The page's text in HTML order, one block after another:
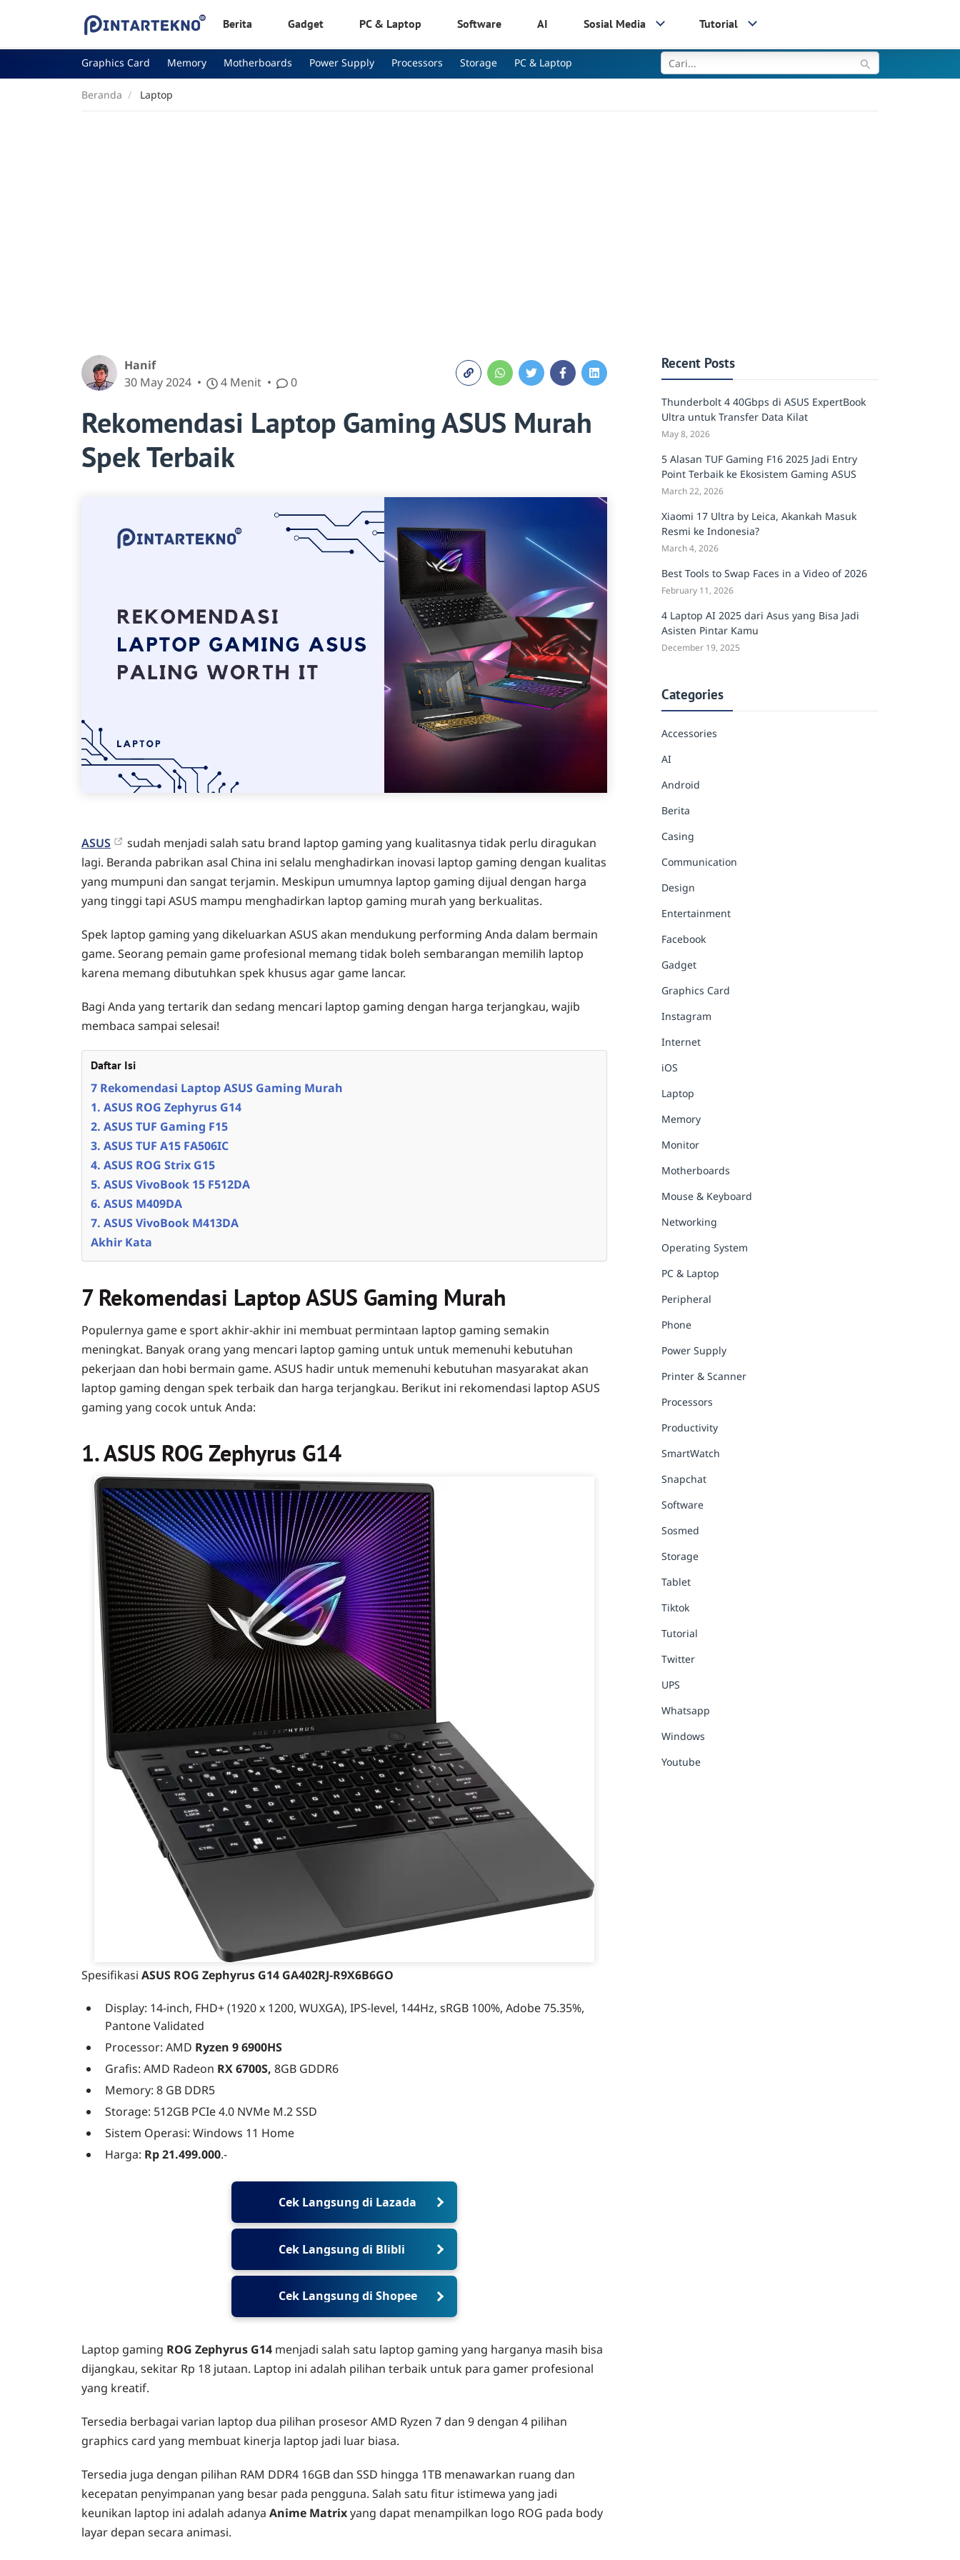
Berita Gadget PC & Laptop Software AI Sosial Media Tutorial
Graphics Card Memory Motherboards Power Supply Processors Storage PC & Laptop
Beranda Laptop
Rekomendasi Laptop Gaming ASUS Murah
Spek Terbaik
Hanif
30 May 2024
4 Menit 0
ASUS
sudah menjadi salah satu brand laptop gaming yang kualitasnya tidak perlu diragukan
lagi. Beranda pabrikan asal China ini selalu menghadirkan inovasi laptop gaming dengan kualitas
yang mumpuni dan sangat terjamin. Meskipun umumnya laptop gaming dijual dengan harga
yang tinggi tapi ASUS mampu menghadirkan laptop gaming murah yang berkualitas.
Spek laptop gaming yang dikeluarkan ASUS akan mendukung performing Anda dalam bermain
game. Seorang pemain game profesional memang tidak boleh sembarangan memilih laptop
karena memang dibutuhkan spek khusus agar game lancar.
Bagi Anda yang tertarik dan sedang mencari laptop gaming dengan harga terjangkau, wajib
membaca sampai selesai!
Daftar Isi
7 Rekomendasi Laptop ASUS Gaming Murah
1. ASUS ROG Zephyrus G14
2. ASUS TUF Gaming F15
3. ASUS TUF A15 FA506IC
4. ASUS ROG Strix G15
5. ASUS VivoBook 15 F512DA
6. ASUS M409DA
7. ASUS VivoBook M413DA
Akhir Kata
7 Rekomendasi Laptop ASUS Gaming Murah
Populernya game e sport akhir-akhir ini membuat permintaan laptop gaming semakin
meningkat. Banyak orang yang mencari laptop gaming untuk untuk memenuhi kebutuhan
pekerjaan dan hobi bermain game. ASUS hadir untuk memenuhi kebutuhan masyarakat akan
laptop gaming dengan spek terbaik dan harga terjangkau. Berikut ini rekomendasi laptop ASUS
gaming yang cocok untuk Anda:
1. ASUS ROG Zephyrus G14
Spesifikasi ASUS ROG Zephyrus G14 GA402RJ-R9X6B6GO
Display: 14-inch, FHD+ (1920 x 1200, WUXGA), IPS-level, 144Hz, sRGB 100%, Adobe 75.35%,
Pantone Validated
Processor: AMD Ryzen 9 6900HS
Grafis: AMD Radeon RX 6700S, 8GB GDDR6
Memory: 8 GB DDR5
Storage: 512GB PCIe 4.0 NVMe M.2 SSD
Sistem Operasi: Windows 11 Home
Harga: Rp 21.499.000.-
Cek Langsung di Lazada
Cek Langsung di Blibli
Cek Langsung di Shopee
Laptop gaming ROG Zephyrus G14 menjadi salah satu laptop gaming yang harganya masih bisa
dijangkau, sekitar Rp 18 jutaan. Laptop ini adalah pilihan terbaik untuk para gamer profesional
yang kreatif.
Tersedia berbagai varian laptop dua pilihan prosesor AMD Ryzen 7 dan 9 dengan 4 pilihan
graphics card yang membuat kinerja laptop jadi luar biasa.
Tersedia juga dengan pilihan RAM DDR4 16GB dan SSD hingga 1TB menawarkan ruang dan
kecepatan penyimpanan yang besar pada pengguna. Salah satu fitur istimewa yang jadi
keunikan laptop ini adalah adanya Anime Matrixyang dapat menampilkan logo ROG pada body
layar depan secara animasi.
Recent Posts
Thunderbolt 4 40Gbps di ASUS ExpertBook
Ultra untuk Transfer Data Kilat
May 8, 2026
5 Alasan TUF Gaming F16 2025 Jadi Entry
Point Terbaik ke Ekosistem Gaming ASUS
March 22, 2026
Xiaomi 17 Ultra by Leica, Akankah Masuk
Resmi ke Indonesia?
March 4, 2026
Best Tools to Swap Faces in a Video of 2026
February 11, 2026
4 Laptop AI 2025 dari Asus yang Bisa Jadi
Asisten Pintar Kamu
December 19, 2025
Categories
Accessories
AI
Android
Berita
Casing
Communication
Design
Entertainment
Facebook
Gadget
Graphics Card
Instagram
Internet
iOS
Laptop
Memory
Monitor
Motherboards
Mouse & Keyboard
Networking
Operating System
PC & Laptop
Peripheral
Phone
Power Supply
Printer & Scanner
Processors
Productivity
SmartWatch
Snapchat
Software
Sosmed
Storage
Tablet
Tiktok
Tutorial
Twitter
UPS
Whatsapp
Windows
Youtube